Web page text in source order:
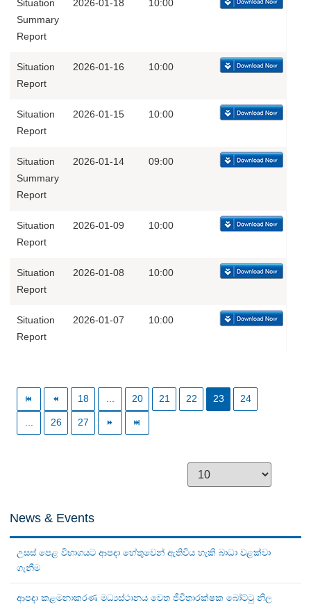
Situation
Summary
Report
2026-01-18 10:00
Situation
Report
2026-01-16 10:00
Situation
Report
2026-01-15 10:00
Situation
Summary
Report
2026-01-14 09:00
Situation
Report
2026-01-09 10:00
Situation
Report
2026-01-08 10:00
Situation
Report
2026-01-07 10:00
18 ... 20 21 22 23 24
... 26 27
News & Events
උසස් පෙළ විභාගයට ආපදා හේතුවෙන් ඇතිවිය හැකි බාධා වළක්වා
ගැනීම
ආපදා කළමනාකරණ මධ්‍යස්ථානය වෙත ජීවිතාරක්ෂක බෝට්ටු නිල